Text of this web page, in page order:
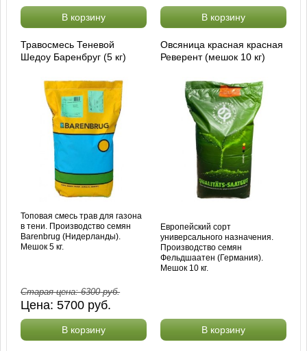
В корзину В корзину
Травосмесь Теневой
Шедоу Баренбруг (5 кг)
Топовая смесь трав для газона
в тени. Производство семян
Barenbrug (Нидерланды).
Мешок 5 кг.
Старая цена:6300руб.
Цена:5700 руб.
В корзину
Овсяница красная красная
Реверент (мешок 10 кг)
Европейский сорт
универсального назначения.
Производство семян
Фельдшаатен (Германия).
Мешок 10 кг.
В корзину